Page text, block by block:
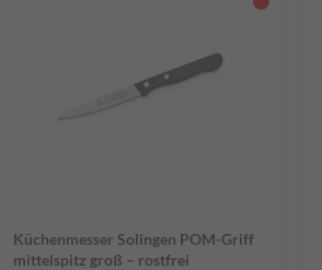
Küchenmesser Solingen POM-Griff
mittelspitz groß – rostfrei